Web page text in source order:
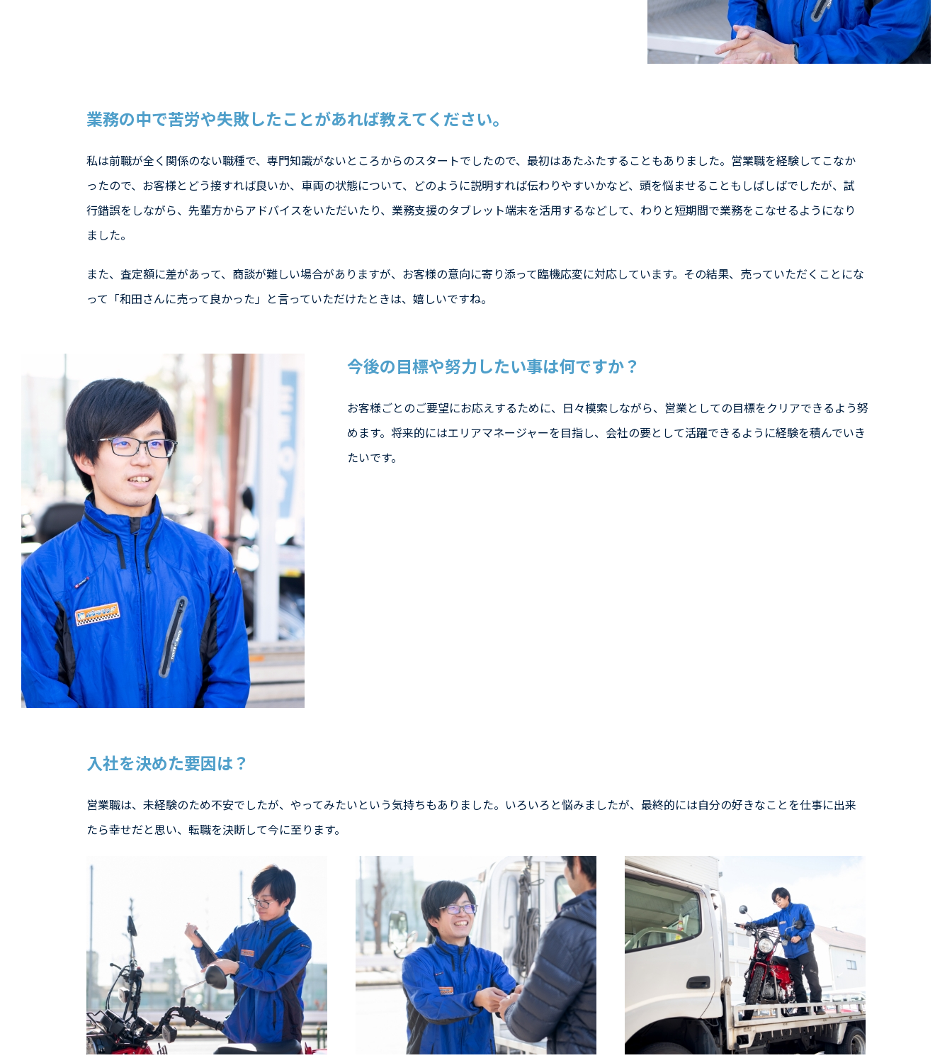
業務の中で苦労や失敗したことがあれば教えてください。
私は前職が全く関係のない職種で、専門知識がないところからのスタートでしたので、最初はあたふたすることもありました。営業職を経験してこなか
ったので、お客様とどう接すれば良いか、車両の状態について、どのように説明すれば伝わりやすいかなど、頭を悩ませることもしばしばでしたが、試
行錯誤をしながら、先輩方からアドバイスをいただいたり、業務支援のタブレット端末を活用するなどして、わりと短期間で業務をこなせるようになり
ました。
また、査定額に差があって、商談が難しい場合がありますが、お客様の意向に寄り添って臨機応変に対応しています。その結果、売っていただくことにな
って「和田さんに売って良かった」と言っていただけたときは、嬉しいですね。
今後の目標や努力したい事は何ですか？
お客様ごとのご要望にお応えするために、日々模索しながら、営業としての目標をクリアできるよう努
めます。将来的にはエリアマネージャーを目指し、会社の要として活躍できるように経験を積んでいき
たいです。
入社を決めた要因は？
営業職は、未経験のため不安でしたが、やってみたいという気持ちもありました。いろいろと悩みましたが、最終的には自分の好きなことを仕事に出来
たら幸せだと思い、転職を決断して今に至ります。